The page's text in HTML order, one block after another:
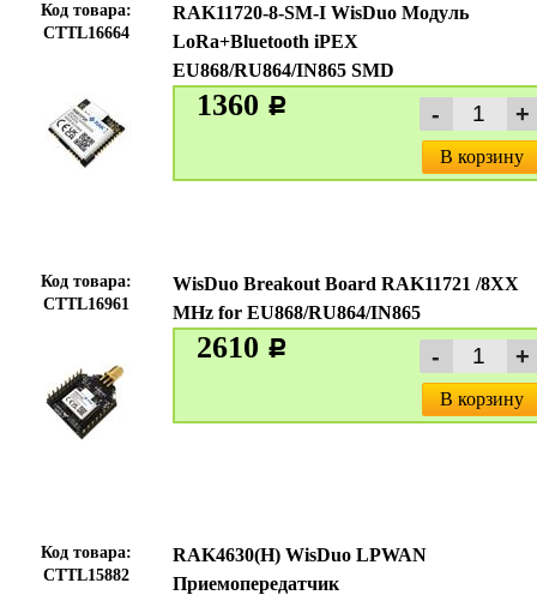
Код товара:
CTTL16664
RAK11720-8-SM-I WisDuo Модуль
LoRa+Bluetooth iPEX
EU868/RU864/IN865 SMD
1360 c
В корзину
Код товара:
CTTL16961
WisDuo Breakout Board RAK11721 /8XX
MHz for EU868/RU864/IN865
2610 c
В корзину
Код товара:
CTTL15882
RAK4630(H) WisDuo LPWAN
Приемопередатчик